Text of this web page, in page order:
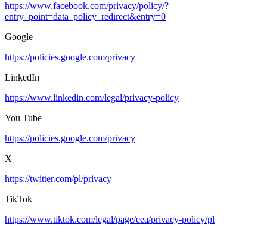
https://www.facebook.com/privacy/policy/?
entry_point=data_policy_redirect&entry=0
Google
https://policies.google.com/privacy
LinkedIn
https://www.linkedin.com/legal/privacy-policy
You Tube
https://policies.google.com/privacy
X
https://twitter.com/pl/privacy
TikTok
https://www.tiktok.com/legal/page/eea/privacy-policy/pl